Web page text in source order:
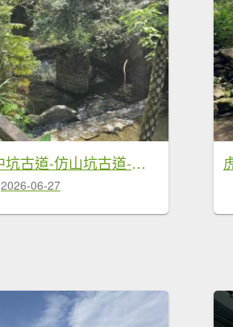
20260623中坑古道-仿山坑古道-火燒寮古道徹退
2026-06-27